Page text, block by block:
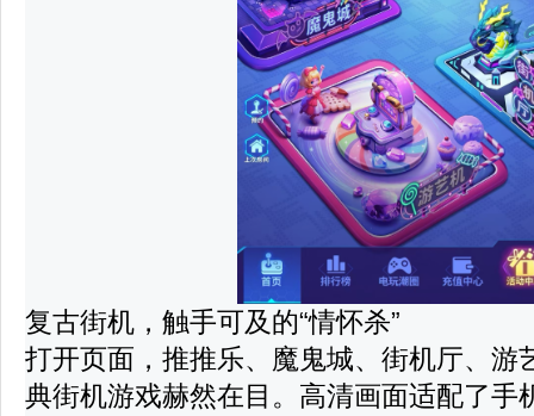
复古街机，触手可及的“情怀杀”
打开页面，推推乐、魔鬼城、街机厅、游
典街机游戏赫然在目。高清画面适配了手